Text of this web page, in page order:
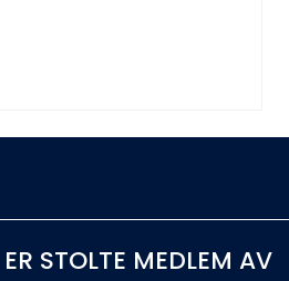
STOLTE MEDLEM AV